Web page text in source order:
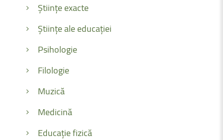
Științe exacte
Științe ale educației
Psihologie
Filologie
Muzică
Medicină
Educație fizică